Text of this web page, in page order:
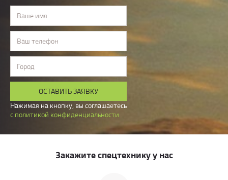
Ваше имя
Ваш телефон
Город
ОСТАВИТЬ ЗАЯВКУ
Нажимая на кнопку, вы соглашаетесь
с политикой конфиденциальности
Закажите спецтехнику у нас